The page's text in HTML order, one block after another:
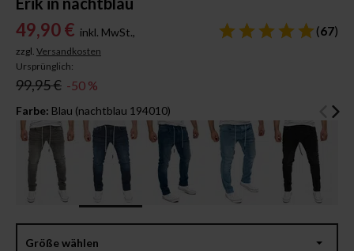
49,90 € inkl. MwSt.,
zzgl. Versandkosten
Ursprünglich:
99,95 € -50 %
(67)
Farbe: Blau (nachtblau 194010)
Größe wählen